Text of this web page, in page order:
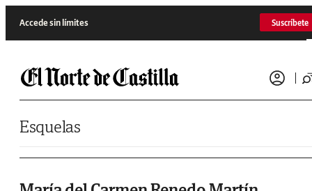
Accede sin límites Suscríbete
Esquelas